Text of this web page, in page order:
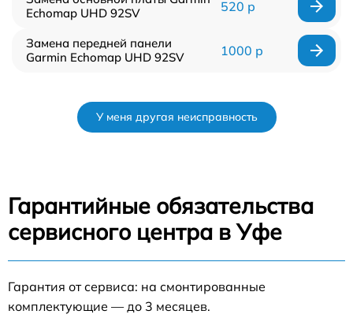
Echomap UHD 92SV
520 р
Замена передней панели
Garmin Echomap UHD 92SV
1000 р
У меня другая неисправность
Гарантийные обязательства
сервисного центра в Уфе
Гарантия от сервиса: на смонтированные
комплектующие — до 3 месяцев.